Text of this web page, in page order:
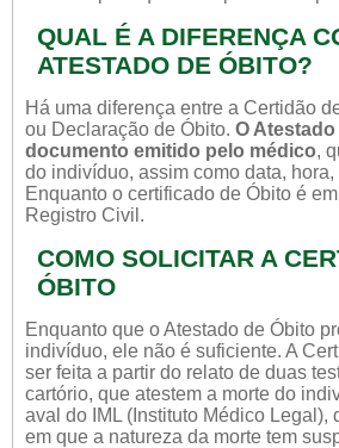
QUAL É A DIFERENÇA
ATESTADO DE ÓBITO?
Há uma diferença entre a Certidão
ou Declaração de Óbito. O
documento emitido pelo médico,
do indivíduo, assim como data,
Enquanto o certificado de Óbito é
Registro Civil.
COMO SOLICITAR A
ÓBITO
Enquanto que o Atestado de Óbito
indivíduo, ele não é suficiente. A
ser feita a partir do relato de duas
cartório, que atestem a morte do
aval do IML (Instituto Médico Legal),
em que a natureza da morte tem